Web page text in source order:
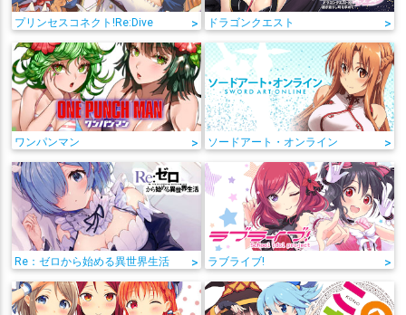
プリンセスコネクト!Re:Dive > ドラゴンクエスト >
ワンパンマン > ソードアート・オンライン >
Re：ゼロから始める異世界生活 > ラブライブ! >